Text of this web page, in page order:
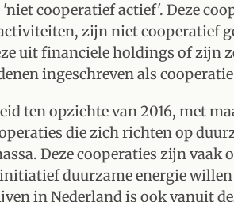
cooperatief actief'. Deze
zijn niet cooperatief
uit financiele holdings of zijn
ingeschreven als
ten opzichte van 2016, met
die zich richten op
Deze cooperaties zijn vaak
duurzame energie
in Nederland is ook vanuit